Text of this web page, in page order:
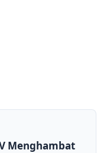
Menghambat